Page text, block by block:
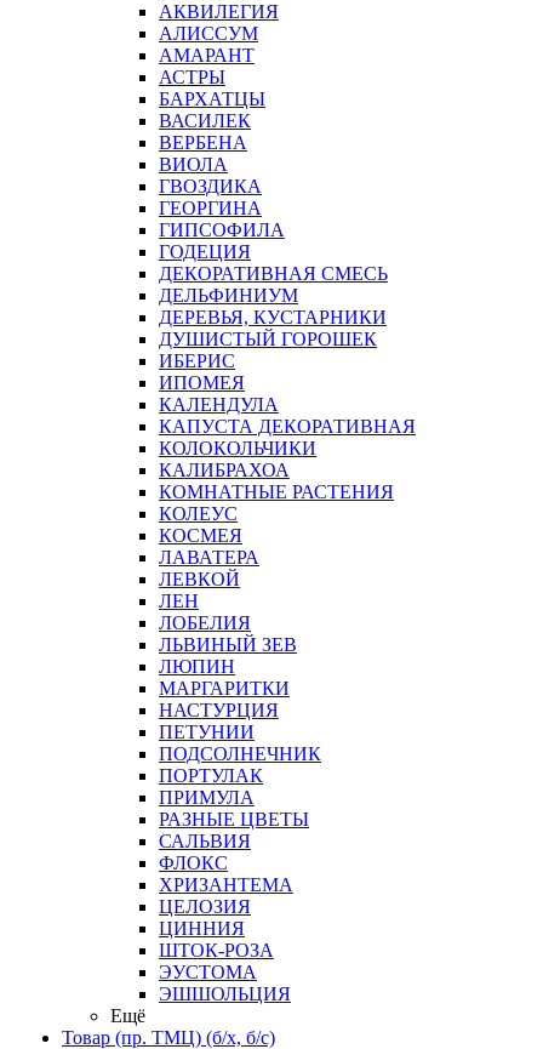
АКВИЛЕГИЯ
АЛИССУМ
АМАРАНТ
АСТРЫ
БАРХАТЦЫ
ВАСИЛЕК
ВЕРБЕНА
ВИОЛА
ГВОЗДИКА
ГЕОРГИНА
ГИПСОФИЛА
ГОДЕЦИЯ
ДЕКОРАТИВНАЯ СМЕСЬ
ДЕЛЬФИНИУМ
ДЕРЕВЬЯ, КУСТАРНИКИ
ДУШИСТЫЙ ГОРОШЕК
ИБЕРИС
ИПОМЕЯ
КАЛЕНДУЛА
КАПУСТА ДЕКОРАТИВНАЯ
КОЛОКОЛЬЧИКИ
КАЛИБРАХОА
КОМНАТНЫЕ РАСТЕНИЯ
КОЛЕУС
КОСМЕЯ
ЛАВАТЕРА
ЛЕВКОЙ
ЛЕН
ЛОБЕЛИЯ
ЛЬВИНЫЙ ЗЕВ
ЛЮПИН
МАРГАРИТКИ
НАСТУРЦИЯ
ПЕТУНИИ
ПОДСОЛНЕЧНИК
ПОРТУЛАК
ПРИМУЛА
РАЗНЫЕ ЦВЕТЫ
САЛЬВИЯ
ФЛОКС
ХРИЗАНТЕМА
ЦЕЛОЗИЯ
ЦИННИЯ
ШТОК-РОЗА
ЭУСТОМА
ЭШШОЛЬЦИЯ
Ещё
Товар (пр. ТМЦ) (б/х, б/с)